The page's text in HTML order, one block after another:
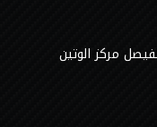
مركز الوتين